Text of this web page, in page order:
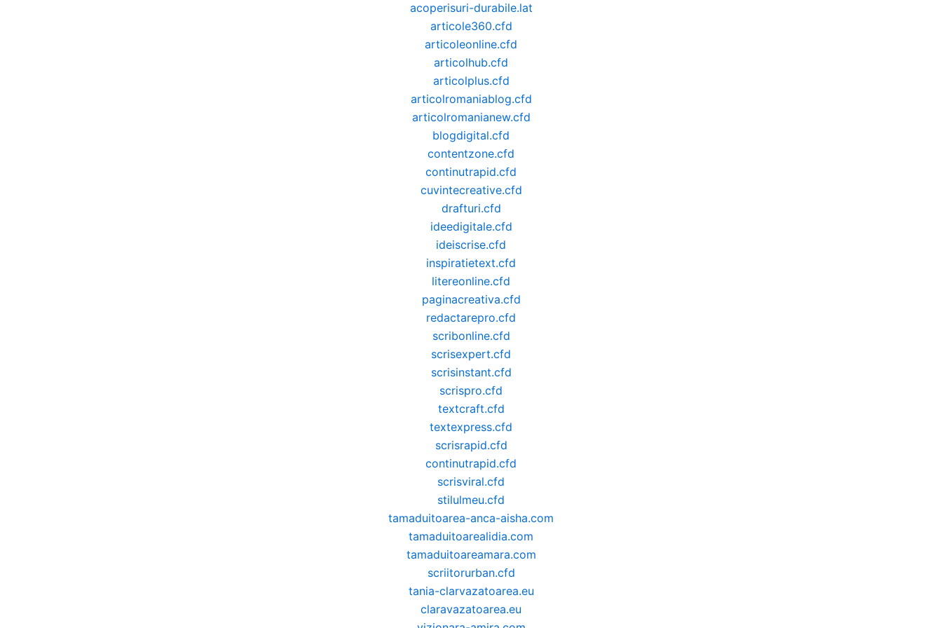
acoperisuri-durabile.lat
articole360.cfd
articoleonline.cfd
articolhub.cfd
articolplus.cfd
articolromaniablog.cfd
articolromanianew.cfd
blogdigital.cfd
contentzone.cfd
continutrapid.cfd
cuvintecreative.cfd
drafturi.cfd
ideedigitale.cfd
ideiscrise.cfd
inspiratietext.cfd
litereonline.cfd
paginacreativa.cfd
redactarepro.cfd
scribonline.cfd
scrisexpert.cfd
scrisinstant.cfd
scrispro.cfd
textcraft.cfd
textexpress.cfd
scrisrapid.cfd
continutrapid.cfd
scrisviral.cfd
stilulmeu.cfd
tamaduitoarea-anca-aisha.com
tamaduitoarealidia.com
tamaduitoareamara.com
scriitorurban.cfd
tania-clarvazatoarea.eu
claravazatoarea.eu